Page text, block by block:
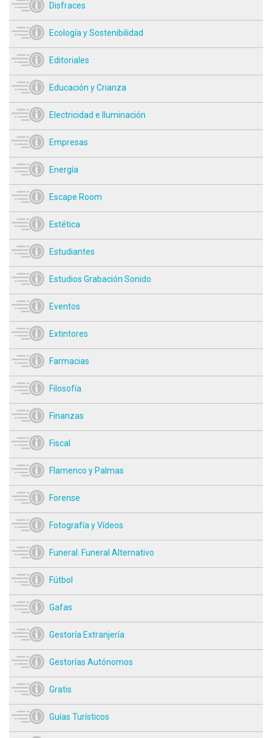
Disfraces
Ecología y Sostenibilidad
Editoriales
Educación y Crianza
Electricidad e Iluminación
Empresas
Energía
Escape Room
Estética
Estudiantes
Estudios Grabación Sonido
Eventos
Extintores
Farmacias
Filosofía
Finanzas
Fiscal
Flamenco y Palmas
Forense
Fotografía y Vídeos
Funeral. Funeral Alternativo
Fútbol
Gafas
Gestoría Extranjería
Gestorías Autónomos
Gratis
Guías Turísticos